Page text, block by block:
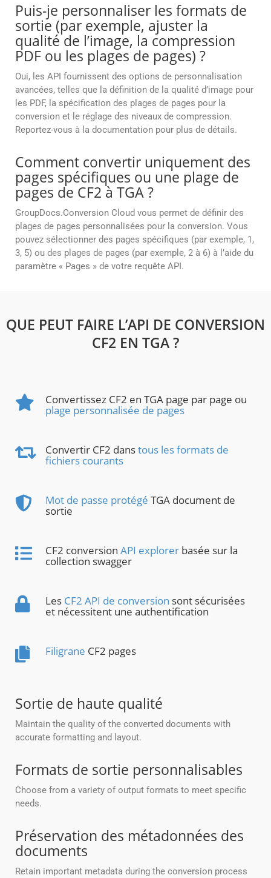
Puis-je personnaliser les formats de
sortie (par exemple, ajuster la
qualité de l’image, la compression
PDF ou les plages de pages) ?
Oui, les API fournissent des options de personnalisation
avancées, telles que la définition de la qualité d’image pour
les PDF, la spécification des plages de pages pour la
conversion et le réglage des niveaux de compression.
Reportez-vous à la documentation pour plus de détails.
Comment convertir uniquement des
pages spécifiques ou une plage de
pages de CF2 à TGA ?
GroupDocs.Conversion Cloud vous permet de définir des
plages de pages personnalisées pour la conversion. Vous
pouvez sélectionner des pages spécifiques (par exemple, 1,
3, 5) ou des plages de pages (par exemple, 2 à 6) à l’aide du
paramètre « Pages » de votre requête API.
QUE PEUT FAIRE L’API DE CONVERSION
CF2 EN TGA ?
Convertissez CF2 en TGA page par page ou
plage personnalisée de pages
Convertir CF2 danstous les formats de
fichiers courants
Mot de passe protégé TGA document de
sortie
CF2 conversion API explorer basée sur la
collection swagger
Les CF2 API de conversion sont sécurisées
et nécessitent une authentification
Filigrane CF2 pages
Sortie de haute qualité
Maintain the quality of the converted documents with
accurate formatting and layout.
Formats de sortie personnalisables
Choose from a variety of output formats to meet specific
needs.
Préservation des métadonnées des
documents
Retain important metadata during the conversion process